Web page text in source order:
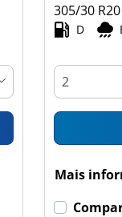
305/30 R20
D
Mais